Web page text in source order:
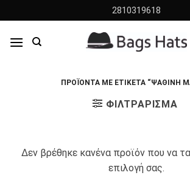
to
content
2810319618
ΠΡΟΪΌΝΤΑ ΜΕ ΕΤΙΚΈΤΑ “ΨΆΘΙΝΗ
ΦΙΛΤΡΆΡΙΣΜΑ
Δεν βρέθηκε κανένα προϊόν που να
επιλογή σας.